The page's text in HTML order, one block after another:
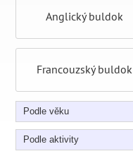
Anglický buldok
Francouzský buldok
Podle věku
Podle aktivity